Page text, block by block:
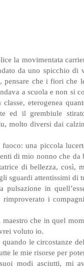
la movimentata
da uno spicchio di
che i fiori che
a scuola e non si
eterogenea
ed il grembiule
molto diversi dai
una piccola
di mio nonno che da
di bellezza, così,
sguardi attentissimi di
pulsazione in
i
che in quel
voluto io.
le circostanze
le mie risorse per
modi asciutti, mi